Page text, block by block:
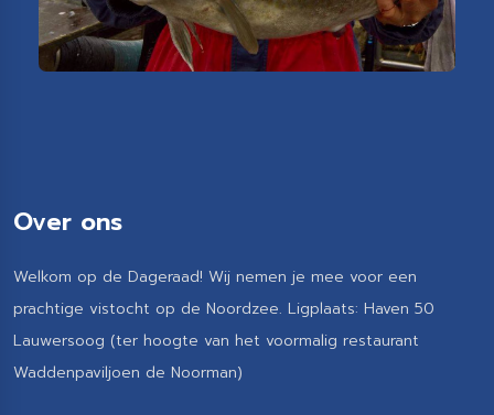
Over ons
Welkom op de Dageraad! Wij nemen je mee voor een
prachtige vistocht op de Noordzee. Ligplaats: Haven 50
Lauwersoog (ter hoogte van het voormalig restaurant
Waddenpaviljoen de Noorman)